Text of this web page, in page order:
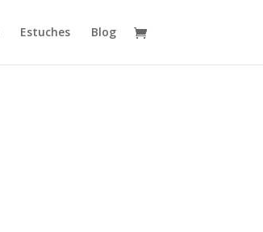
Estuches Blog